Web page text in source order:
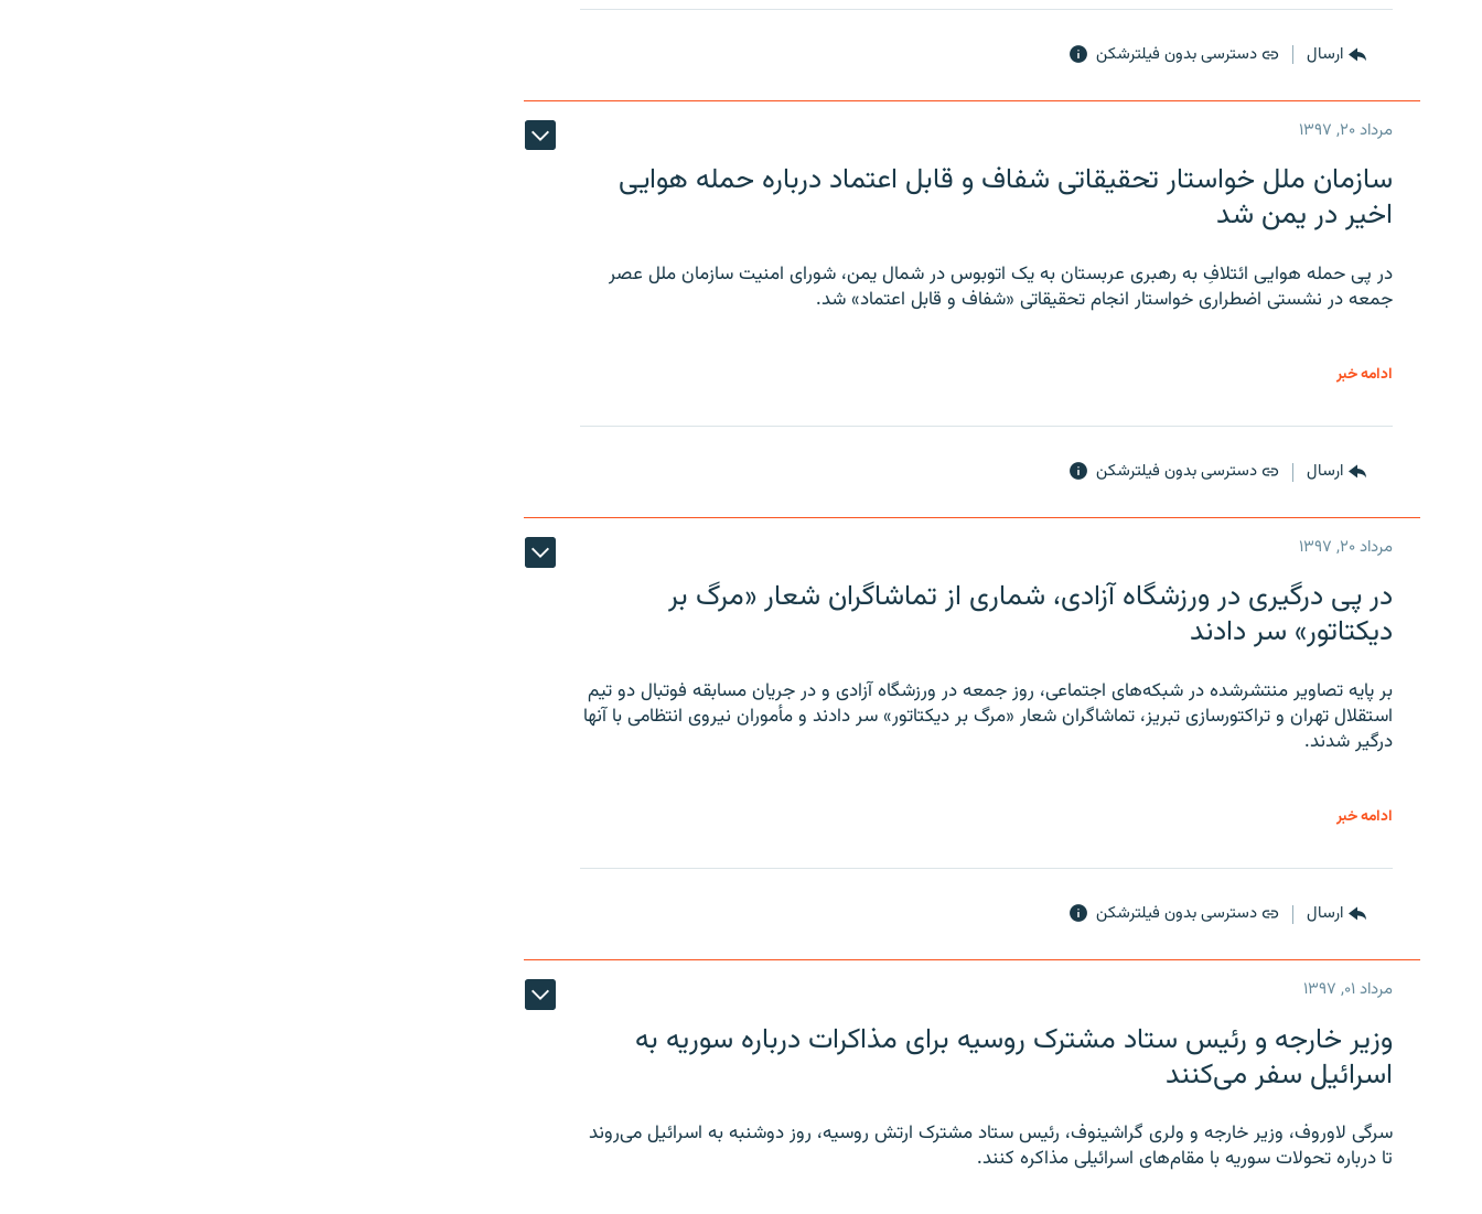
ارسال دسترسی بدون فیلترشکن
مرداد ۲۰, ۱۳۹۷
سازمان ملل خواستار تحقیقاتی شفاف و قابل اعتماد درباره حمله هوایی
اخیر در یمن شد
در پی حمله هوایی ائتلافِ به رهبری عربستان به یک اتوبوس در شمال یمن، شورای امنیت سازمان ملل عصر
جمعه در نشستی اضطراری خواستار انجام تحقیقاتی «شفاف و قابل اعتماد» شد.
ادامه خبر
ارسال دسترسی بدون فیلترشکن
مرداد ۲۰, ۱۳۹۷
در پی درگیری در ورزشگاه آزادی، شماری از تماشاگران شعار «مرگ بر
دیکتاتور» سر دادند
بر پایه تصاویر منتشرشده در شبکه‌های اجتماعی، روز جمعه در ورزشگاه آزادی و در جریان مسابقه فوتبال دو تیم
استقلال تهران و تراکتورسازی تبریز، تماشاگران شعار «مرگ بر دیکتاتور» سر دادند و مأموران نیروی انتظامی با آنها
درگیر شدند.
ادامه خبر
ارسال دسترسی بدون فیلترشکن
مرداد ۰۱, ۱۳۹۷
وزیر خارجه و رئیس‌ ستاد مشترک روسیه برای مذاکرات درباره سوریه به
اسرائیل سفر می‌کنند
سرگی لاوروف، وزیر خارجه و ولری گراشینوف، رئیس ستاد مشترک ارتش روسیه، روز دوشنبه به اسرائیل می‌روند
تا درباره تحولات سوریه با مقام‌های اسرائیلی مذاکره کنند.